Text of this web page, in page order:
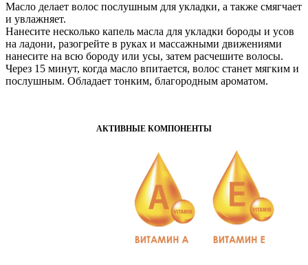
Масло делает волос послушным для укладки, а также смягчает
и увлажняет.
Нанесите несколько капель масла для укладки бороды и усов
на ладони, разогрейте в руках и массажными движениями
нанесите на всю бороду или усы, затем расчешите волосы.
Через 15 минут, когда масло впитается, волос станет мягким и
послушным. Обладает тонким, благородным ароматом.
АКТИВНЫЕ КОМПОНЕНТЫ